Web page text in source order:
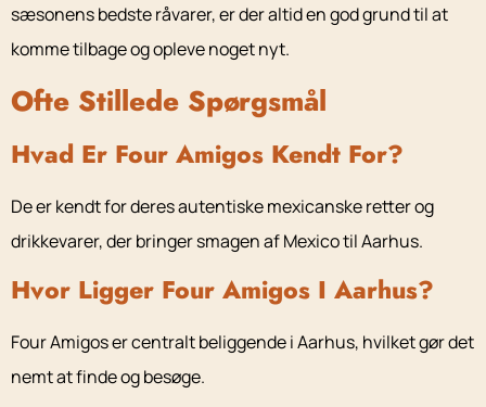
sæsonens bedste råvarer, er der altid en god grund til at
komme tilbage og opleve noget nyt.
Ofte Stillede Spørgsmål
Hvad Er Four Amigos Kendt For?
De er kendt for deres autentiske mexicanske retter og
drikkevarer, der bringer smagen af Mexico til Aarhus.
Hvor Ligger Four Amigos I Aarhus?
Four Amigos er centralt beliggende i Aarhus, hvilket gør det
nemt at finde og besøge.